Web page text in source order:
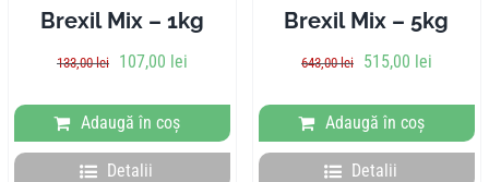
Brexil Mix – 1kg
133,00lei
Prețul
a
fost:
133,00 lei.
107,00 leiPrețul
107,00 lei.
Adaugă în coș
Detalii
Brexil Mix – 5kg
643,00lei
Prețul
a
fost:
643,00 lei.
515,00 leiPrețul
515,00
Adaugă în coș
Detalii